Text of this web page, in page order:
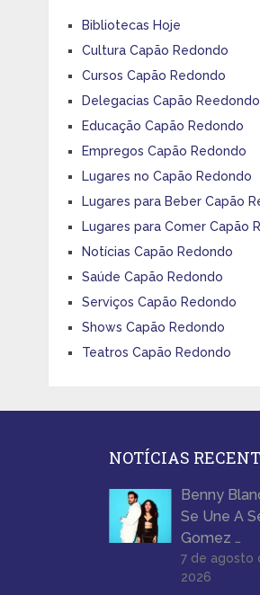
Bibliotecas Hoje
Cultura Capão Redondo
Cursos Capão Redondo
Delegacias Capão Reedondo
Educação Capão Redondo
Empregos Capão Redondo
Lugares no Capão Redondo
Lugares para Beber Capão
Lugares para Comer Capão
Notícias Capão Redondo
Saúde Capão Redondo
Serviços Capão Redondo
Shows Capão Redondo
Teatros Capão Redondo
NOTÍCIAS
Benny
Se Une A
Gomez …
7 de agosto
2026